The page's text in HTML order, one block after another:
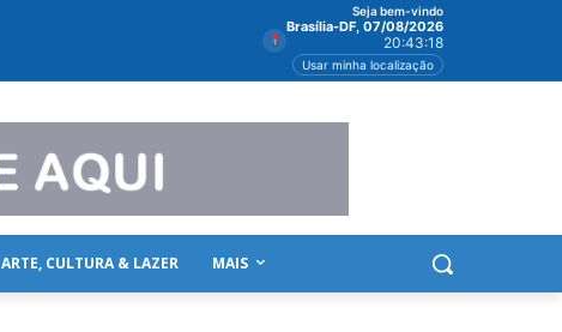
Seja bem-vindo
Brasília-DF, 07/08/2026
20:43:19
Usar minha localização
ARTE, CULTURA & LAZER MAIS